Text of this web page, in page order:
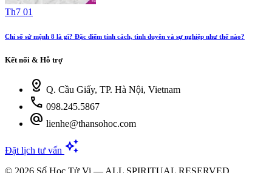
Th7 01
Chỉ số sứ mệnh 8 là gì? Đặc điểm tính cách, tình duyên và sự nghiệp như thế nào?
Kết nối & Hỗ trợ
distance Q. Cầu Giấy, TP. Hà Nội, Vietnam
call 098.245.5867
alternate_email lienhe@thansohoc.com
Đặt lịch tư vấn auto_awesome